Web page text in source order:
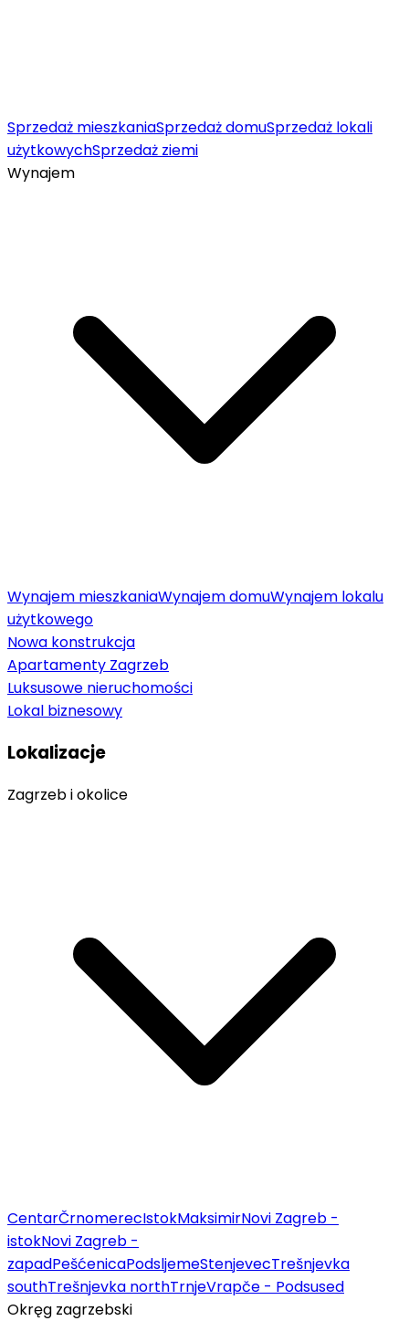
Sprzedaż mieszkaniaSprzedaż domuSprzedaż lokali
użytkowychSprzedaż ziemi
Wynajem
Wynajem mieszkaniaWynajem domuWynajem lokalu
użytkowego
Nowa konstrukcja
Apartamenty Zagrzeb
Luksusowe nieruchomości
Lokal biznesowy
Lokalizacje
Zagrzeb i okolice
CentarČrnomerecIstokMaksimirNovi Zagreb -
istokNovi Zagreb -
zapadPešćenicaPodsljemeStenjevecTrešnjevka
southTrešnjevka northTrnjeVrapče - Podsused
Okręg zagrzebski